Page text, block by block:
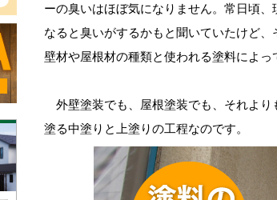
ーの臭いはほぼ気になりません。常日頃
なると臭いがするかもと聞いていたけど
壁材や屋根材の種類と使われる塗料によっ
外壁塗装でも、屋根塗装でも、それより
塗る中塗りと上塗りの工程なのです。